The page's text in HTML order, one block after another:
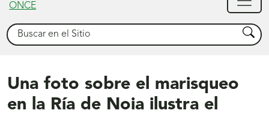
Buscar Buscar
Una foto sobre el marisqueo
en la Ría de Noia ilustra el